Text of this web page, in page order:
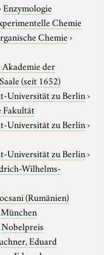
Enzymologie
Chemie
Chemie›
der
(seit 1652)
Universität zu Berlin›
Fakultät
Universität zu Berlin›
Universität zu Berlin›
Wilhelms-
(Rumänien)
München
Nobelpreis
Eduard